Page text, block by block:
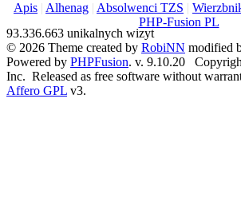
Apis | Alhenag | Absolwenci TZS |
PHP-Fusion PL
93.336.663 unikalnych wizyt
© 2026 Theme created by RobiNN modified
Powered by PHPFusion. v. 9.10.20
Inc. Released as free software without
Affero GPL v3.